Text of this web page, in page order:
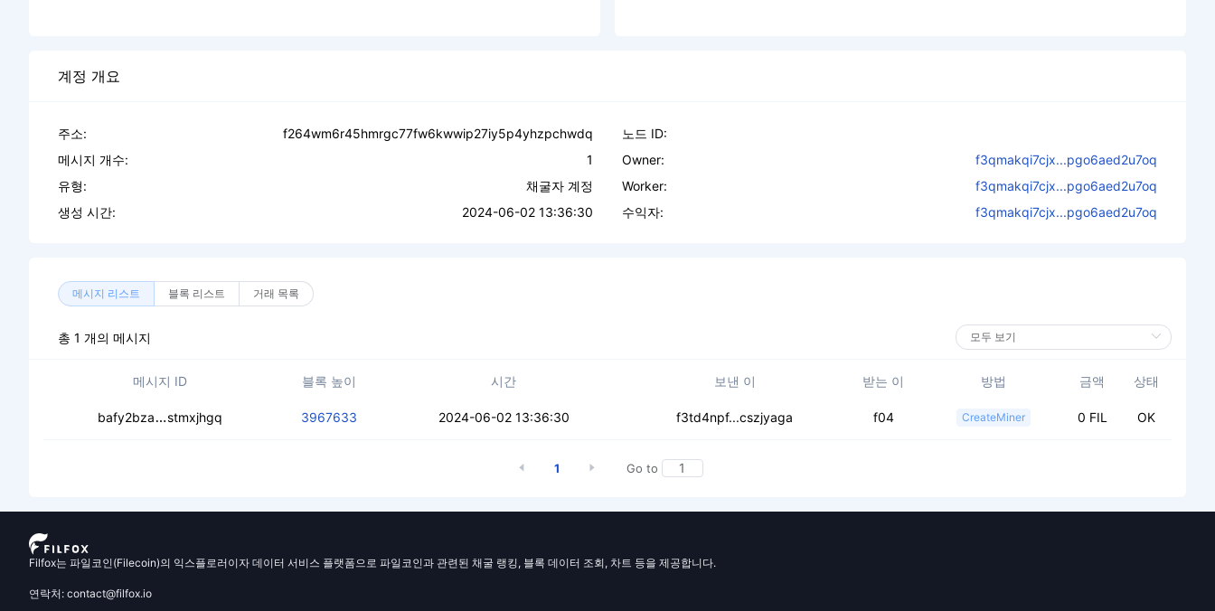
계정 개요
주소:
f264wm6r45hmrgc77fw6kwwip27iy5p4yhzpchwdq
메시지 개수:
1
유형:
채굴자 계정
생성 시간:
2024-06-02 13:36:30
노드 ID:
Owner:
f3qmakqi7cjx...pgo6aed2u7oq
Worker:
f3qmakqi7cjx...pgo6aed2u7oq
수익자:
f3qmakqi7cjx...pgo6aed2u7oq
메시지 리스트 블록 리스트 거래 목록
총 1 개의 메시지
메시지 ID 블록 높이 시간 보낸 이 받는 이 방법 금액 상태
bafy2bza cecnrmnovrwbh5zbpzvjgjkawhd3dwa4vxpzcbuvwatmgu
stmxjhgq 3967633 2024-06-02 13:36:30 f3td4npf...cszjyaga f04 CreateMiner 0 FIL OK
1 Go to
Filfox는 파일코인(Filecoin)의 익스플로러이자 데이터 서비스 플랫폼으로 파일코인과 관련된 채굴 랭킹, 블록 데이터 조회, 차트 등을 제공합니다.
연락처: contact@filfox.io